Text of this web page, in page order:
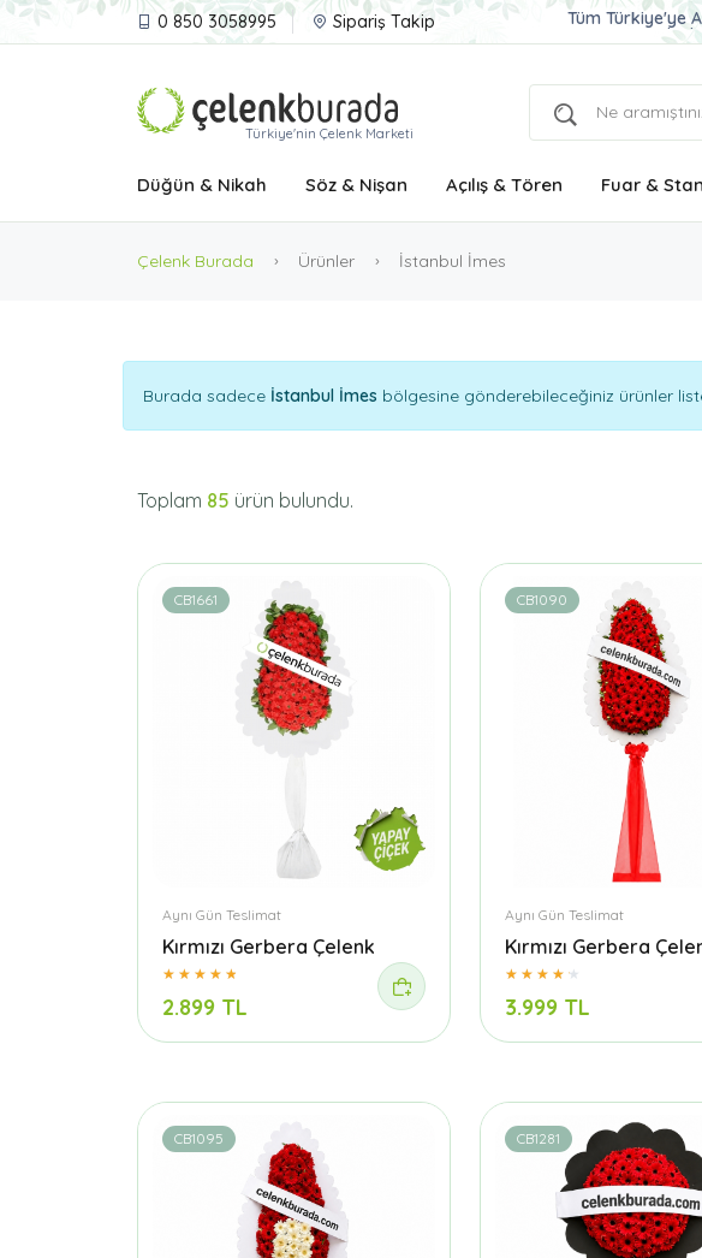
0 850 3058995 Sipariş Takip Ucuz ve
Aynı Gün
Tüm Türkiye'ye
Türkiye'nin Çelenk Marketi
Düğün & Nikah Söz & Nişan Açılış & Tören Fuar &
Çelenk Burada Ürünler İstanbul İmes
Burada sadece İstanbul İmes bölgesine gönderebileceğiniz ürünler
Toplam 85 ürün bulundu.
CB1661
Aynı Gün Teslimat
Kırmızı Gerbera Çelenk
2.899 TL
CB1090
Aynı Gün Teslimat
Kırmızı Gerbera
3.999 TL
CB1095 CB1281